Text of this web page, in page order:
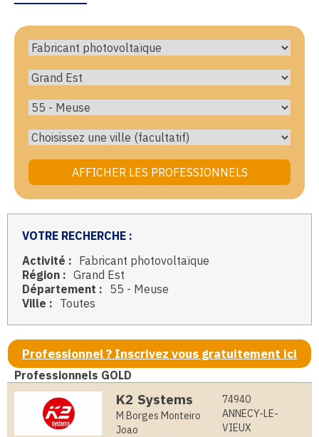
VOTRE RECHERCHE :
Activité : Fabricant photovoltaïque
Région : Grand Est
Département : 55 - Meuse
Ville : Toutes
Professionnel ? Inscrivez vous gratuitement ici
Professionnels GOLD
K2 Systems
M Borges Monteiro
Joao
74940
ANNECY-LE-
VIEUX